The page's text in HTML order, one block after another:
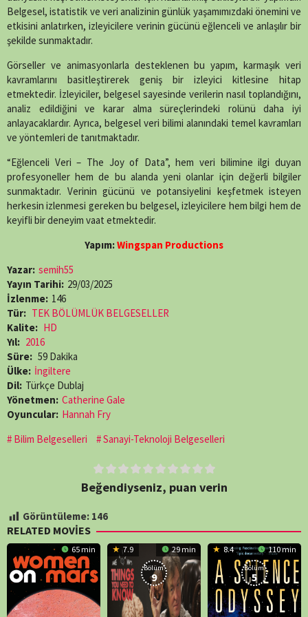
Belgesel, istatistik ve veri analizinin günlük yaşamımızdaki önemini ve
etkisini anlatırken, izleyicilere verinin gücünü eğlenceli ve anlaşılır bir
şekilde sunmaktadır.
Görseller ve animasyonlarla desteklenen bu yapım, karmaşık veri
kavramlarını basitleştirerek geniş bir izleyici kitlesine hitap
etmektedir. İzleyiciler, belgesel sayesinde verilerin nasıl toplandığını,
analiz edildiğini ve karar alma süreçlerindeki rolünü daha iyi
anlayacaklardır. Ayrıca, belgesel veri bilimi alanındaki temel kavramları
ve yöntemleri de tanıtmaktadır.
“Eğlenceli Veri – The Joy of Data”, hem veri bilimine ilgi duyan
profesyoneller hem de bu alanda yeni olanlar için değerli bilgiler
sunmaktadır. Verinin gücünü ve potansiyelini keşfetmek isteyen
herkesin izlenmesi gereken bu belgesel, izleyicilere hem bilgi hem de
keyifli bir deneyim vaat etmektedir.
Yapım:Wingspan Productions
Yazar: semih55
Yayın Tarihi: 29/03/2025
İzlenme: 146
Tür: TEK BÖLÜMLÜK BELGESELLER
Kalite: HD
Yıl: 2016
Süre: 59 Dakika
Ülke: İngiltere
Dil: Türkçe Dublaj
Yönetmen: Catherine Gale
Oyuncular: Hannah Fry
Bilim Belgeselleri
Sanayi-Teknoloji Belgeselleri
Beğendiyseniz, puan verin
Görüntüleme: 146
RELATED MOVIES
65 min 7.9 29 min
Bölüm:
9
8.4 110 min
Bölüm:
5